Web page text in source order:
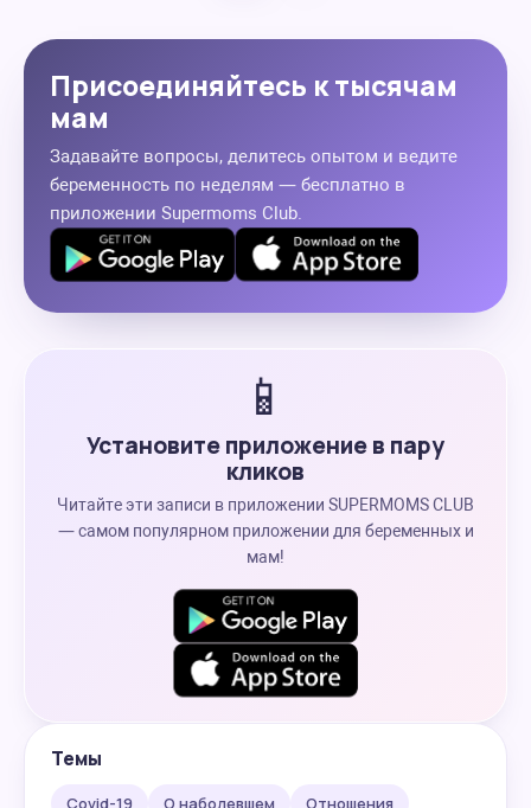
Присоединяйтесь к тысячам
мам
Задавайте вопросы, делитесь опытом и ведите
беременность по неделям — бесплатно в
приложении Supermoms Club.
📱
Установите приложение в пару
кликов
Читайте эти записи в приложении SUPERMOMS CLUB
— самом популярном приложении для беременных и
мам!
Темы
Covid-19 О наболевшем Отношения